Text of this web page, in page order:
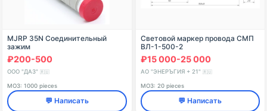
MJRP 35N Соединительный
зажим
₽200-500
ООО "ДАЗ" 🇷🇺
МОЗ: 1000 pieces
💬 Написать
Световой маркер провода СМП
ВЛ-1-500-2
₽15 000-25 000
АО "ЭНЕРЪГИЯ + 21" 🇷🇺
МОЗ: 20 pieces
💬 Написать